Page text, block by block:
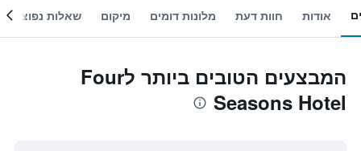
אודות חוות דעת מלונות דומים מיקום שאלות נפוצות
המבצעים הטובים ביותר לFour
Seasons Hotel